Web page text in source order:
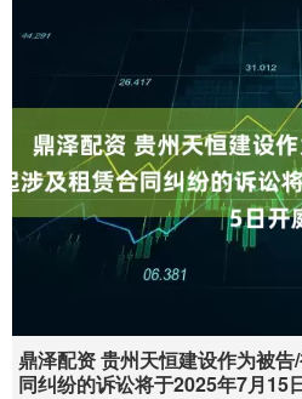
鼎泽配资 贵州天恒建设作为被
同纠纷的诉讼将于2025年7月15